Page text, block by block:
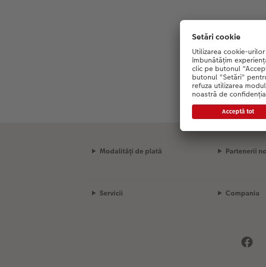
Modalități de plată Partenerii
Servicii Compania